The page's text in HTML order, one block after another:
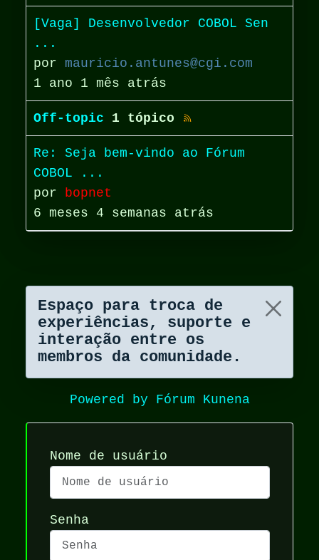
[Vaga] Desenvolvedor COBOL Sen
...
por mauricio.antunes@cgi.com
1 ano 1 mês atrás
Off-topic 1 tópico
Re: Seja bem-vindo ao Fórum
COBOL ...
por bopnet
6 meses 4 semanas atrás
Espaço para troca de
experiências, suporte e
interação entre os
membros da comunidade.
Powered by Fórum Kunena
Nome de usuário
Senha